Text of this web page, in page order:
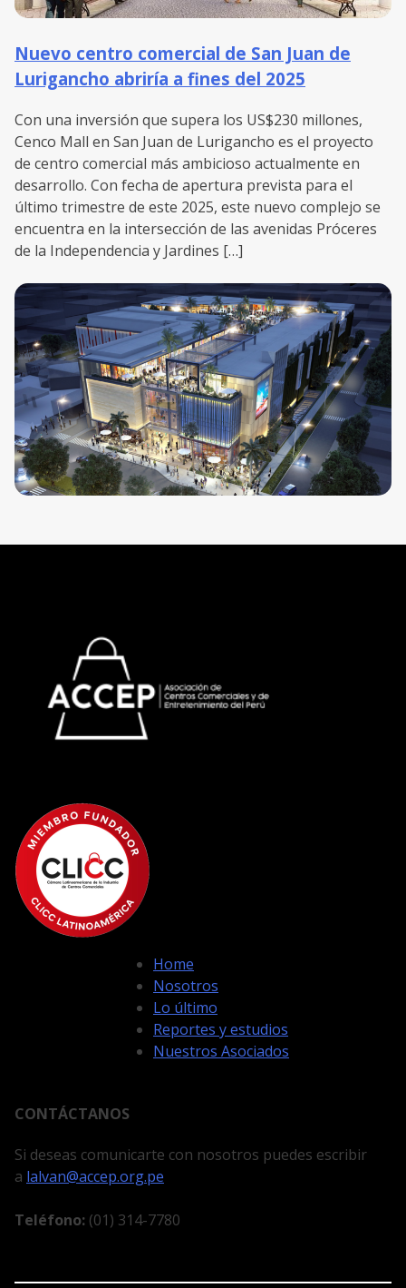
Nuevo centro comercial de San Juan de
Lurigancho abriría a fines del 2025
Con una inversión que supera los US$230 millones,
Cenco Mall en San Juan de Lurigancho es el proyecto
de centro comercial más ambicioso actualmente en
desarrollo. Con fecha de apertura prevista para el
último trimestre de este 2025, este nuevo complejo se
encuentra en la intersección de las avenidas Próceres
de la Independencia y Jardines […]
Home
Nosotros
Lo último
Reportes y estudios
Nuestros Asociados
CONTÁCTANOS
Si deseas comunicarte con nosotros puedes escribir
a lalvan@accep.org.pe
Teléfono: (01) 314-7780